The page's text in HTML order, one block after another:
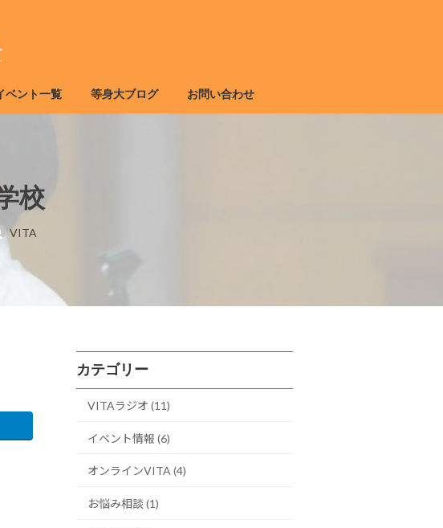
ベント一覧 等身大ブログ お問い合わせ
校
VITA
カテゴリー
VITAラジオ (11)
イベント情報 (6)
オンラインVITA (4)
お悩み相談 (1)